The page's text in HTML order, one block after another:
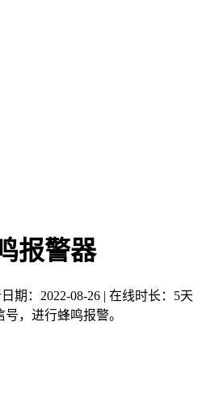
报警器
期：2022-08-26 | 在线时长：5天
，进行蜂鸣报警。